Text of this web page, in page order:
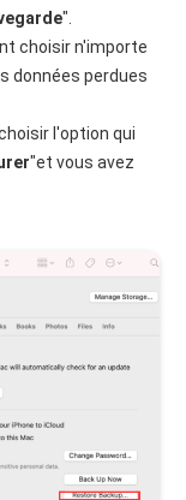
".
choisir n'importe
données perdues
l'option qui
"et vous avez